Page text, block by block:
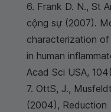
6. Frank D. N., St
cộng sự (2007).
characterization of
in human
Acad Sci USA,
7. OttS, J.,
(2004), Reduction